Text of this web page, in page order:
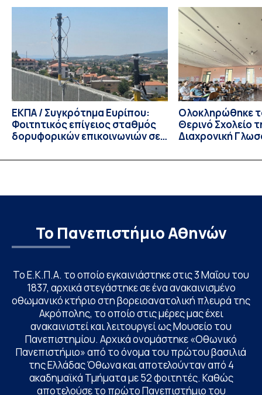
παράταση της προθεσμίας υποβολής εκδήλωσης
ενδιαφέροντος για την φοίτηση σε Προγράμματα Σπουδών,
Τμημάτων του Πανεπιστημίου μας στο Παράρτημα Κύπρου
για το ακαδημαϊκό έτος 2026-2027, έως τη Δευτέρα 31
Αυγούστου 2026. […]
ΕΚΠΑ / Συγκρότημα Ευρίπου:
Φοιτητικός επίγειος σταθμός
δορυφορικών επικοινωνιών σε
Ολοκληρώθηκε
Θερινό Σχολείο
Διαχρονική
Linguistics in
Το Πανεπιστήμιο Αθηνών
Το Ε.Κ.Π.Α. το οποίο εγκαινιάστηκε στις 3 Μαΐου του
1837, αρχικά στεγάστηκε σε ένα ανακαινισμένο
οθωμανικό κτήριο στη βορειοανατολική πλευρά της
Ακρόπολης, το οποίο στις μέρες μας έχει
ανακαινιστεί και λειτουργεί ως Μουσείο του
Πανεπιστημίου. Αρχικά ονομάστηκε «Οθωνικό
Πανεπιστήμιο» από το όνομα του πρώτου βασιλιά
της Ελλάδας Όθωνα και αποτελούνταν από 4
ακαδημαϊκά Τμήματα με 52 φοιτητές. Καθώς
αποτελούσε το πρώτο Πανεπιστήμιο του